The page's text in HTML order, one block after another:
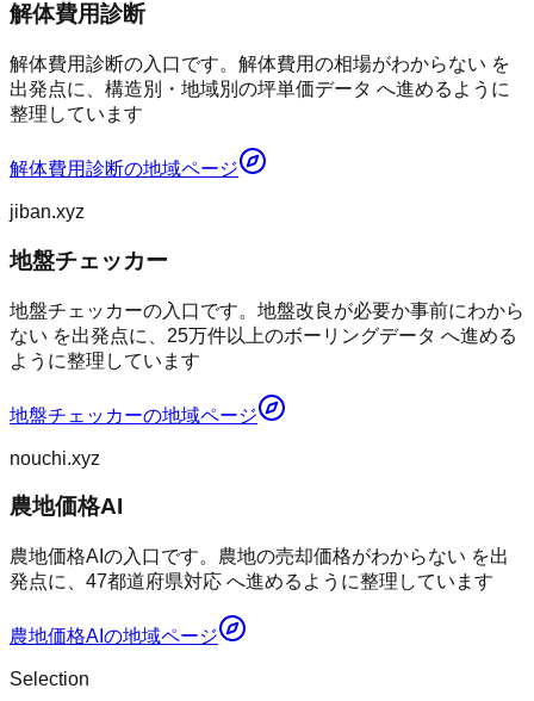
解体費用診断
解体費用診断の入口です。解体費用の相場がわからない を
出発点に、構造別・地域別の坪単価データ へ進めるように
整理しています
解体費用診断の地域ページ
jiban.xyz
地盤チェッカー
地盤チェッカーの入口です。地盤改良が必要か事前にわから
ない を出発点に、25万件以上のボーリングデータ へ進める
ように整理しています
地盤チェッカーの地域ページ
nouchi.xyz
農地価格AI
農地価格AIの入口です。農地の売却価格がわからない を出
発点に、47都道府県対応 へ進めるように整理しています
農地価格AI の地域ページ
Selection